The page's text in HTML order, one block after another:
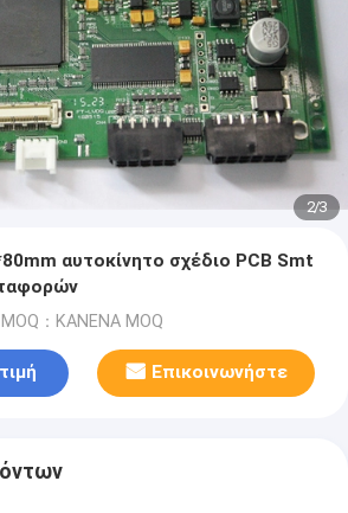
2/3
αυτοκίνητο σχέδιο PCB Smt
MOQ：ΚΑΝΕΝΑ MOQ
Επικοινωνήστε